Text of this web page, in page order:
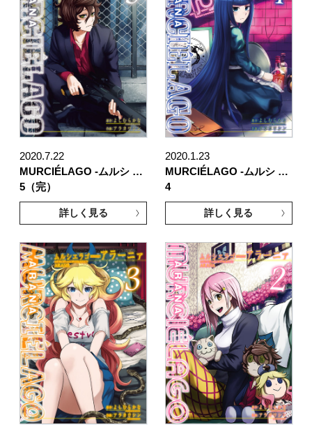
2020.7.22
MURCIÉLAGO -ムルシ …
5（完）
詳しく見る
2020.1.23
MURCIÉLAGO -ムルシ …
4
詳しく見る